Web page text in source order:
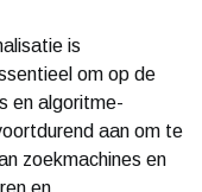
is
om op de
en algoritme-
aan om te
zoekmachines en
en